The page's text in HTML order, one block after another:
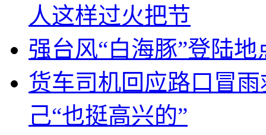
人这样过火把节
强台风“白海豚”登陆地
货车司机回应路口冒
己“也挺高兴的”